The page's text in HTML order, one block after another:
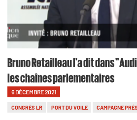
Bruno Retailleau l'a dit dans
les chaînes parlementaires
6 DÉCEMBRE 2021
CONGRÈS LR PORT DU VOILE CAMPAGNE